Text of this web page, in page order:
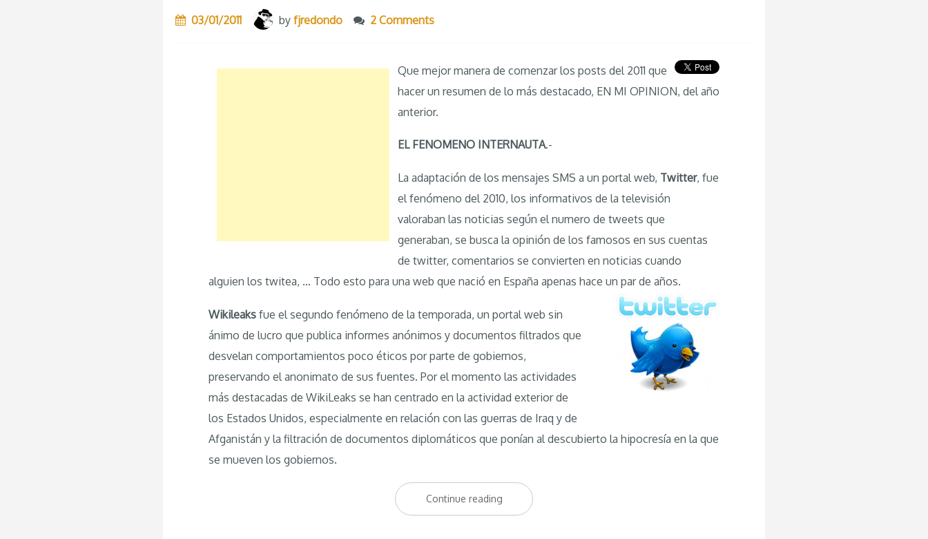
03/01/2011 by fjredondo 2 Comments
Que mejor manera de comenzar los posts del 2011 que
hacer un resumen de lo más destacado, EN MI OPINION, del año
anterior.
EL FENOMENO INTERNAUTA.-
La adaptación de los mensajes SMS a un portal web, Twitter, fue
el fenómeno del 2010, los informativos de la televisión
valoraban las noticias según el numero de tweets que
generaban, se busca la opinión de los famosos en sus cuentas
de twitter, comentarios se convierten en noticias cuando
alguien los twitea, … Todo esto para una web que nació en España apenas hace un par de años.
Wikileaks fue el segundo fenómeno de la temporada, un portal web sin
ánimo de lucro que publica informes anónimos y documentos filtrados que
desvelan comportamientos poco éticos por parte de gobiernos,
preservando el anonimato de sus fuentes. Por el momento las actividades
más destacadas de WikiLeaks se han centrado en la actividad exterior de
los Estados Unidos, especialmente en relación con las guerras de Iraq y de
Afganistán y la filtración de documentos diplomáticos que ponían al descubierto la hipocresía en la que
se mueven los gobiernos.
Continue reading “Balance
del